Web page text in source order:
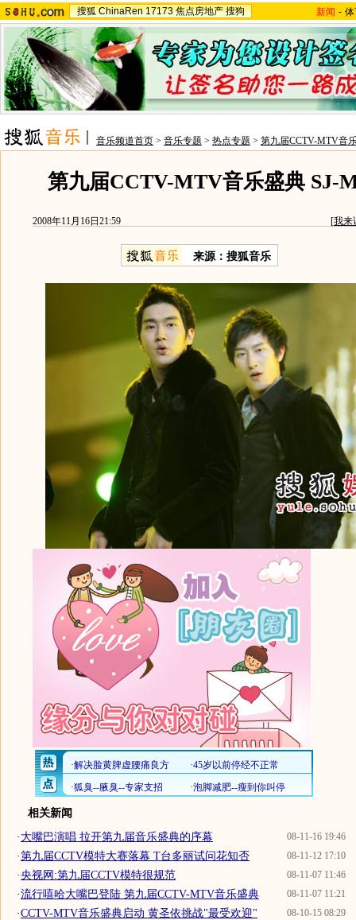
搜狐 ChinaRen 17173 焦点房地产 搜狗 新闻 -
音乐频道首页 > 音乐专题 > 热点专题 > 第九届CCTV-MTV音
第九届CCTV-MTV音乐盛典 SJ-
2008年11月16日21:59 [我来
来源：搜狐音乐
相关新闻
08-11-16 19:46
·大嘴巴演唱 拉开第九届音乐盛典的序幕
08-11-12 17:10
·第九届CCTV模特大赛落幕 T台多丽试问花知否
08-11-07 11:46
·央视网:第九届CCTV模特很规范
08-11-07 11:21
·流行嘻哈大嘴巴登陆 第九届CCTV-MTV音乐盛典
08-10-15 08:29
·CCTV-MTV音乐盛典启动 黄圣依挑战"最受欢迎"